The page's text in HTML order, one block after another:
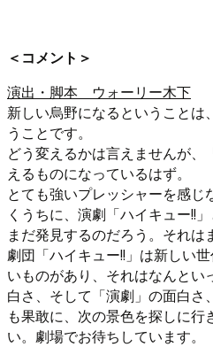
＜コメント＞
演出・脚本 ウォーリー木下
新しい烏野になるということは
うことです。
どう変えるかは言えませんが、
えるものになっているはず。
とても強いプレッシャーを感
くうちに、演劇「ハイキュー!!
まだ発見するのだろう。それは
劇団「ハイキュー!!」は新しい
いものがあり、それはなんと
白さ、そして「演劇」の面白
も果敢に、次の景色を探しに行
い。劇場でお待ちしています。